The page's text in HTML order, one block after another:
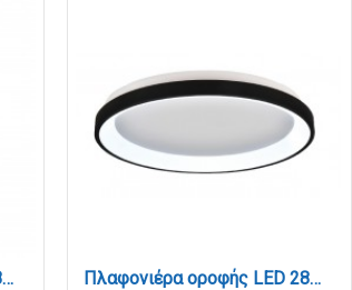
Πλαφονιέρα οροφής LED 28W 3CCT από λευκό μέταλλο και ακρυλικό D:60x5cm (42044-B-White) Πλαφονιέρα οροφής LED 28W 3CCT από μαύρο μέταλλο και ακρυλικό D:40x5cm (42044-C-Black)